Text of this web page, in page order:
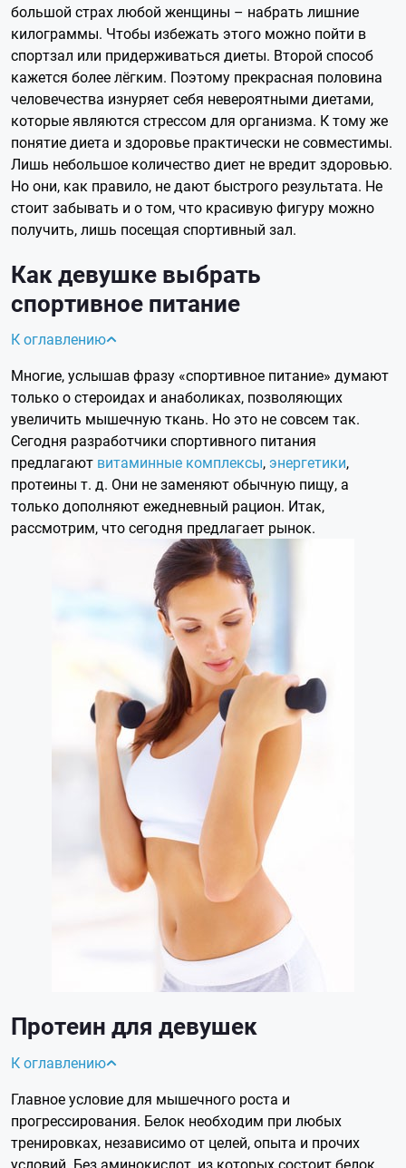
большой страх любой женщины – набрать лишние
килограммы. Чтобы избежать этого можно пойти в
спортзал или придерживаться диеты. Второй способ
кажется более лёгким. Поэтому прекрасная половина
человечества изнуряет себя невероятными диетами,
которые являются стрессом для организма. К тому же
понятие диета и здоровье практически не совместимы.
Лишь небольшое количество диет не вредит здоровью.
Но они, как правило, не дают быстрого результата. Не
стоит забывать и о том, что красивую фигуру можно
получить, лишь посещая спортивный зал.
Как девушке выбрать
спортивное питание
К оглавлению
Многие, услышав фразу «спортивное питание» думают
только о стероидах и анаболиках, позволяющих
увеличить мышечную ткань. Но это не совсем так.
Сегодня разработчики спортивного питания
предлагают витаминные комплексы,энергетики,
протеины т. д. Они не заменяют обычную пищу, а
только дополняют ежедневный рацион. Итак,
рассмотрим, что сегодня предлагает рынок.
Протеин для девушек
К оглавлению
Главное условие для мышечного роста и
прогрессирования. Белок необходим при любых
тренировках, независимо от целей, опыта и прочих
условий. Без аминокислот, из которых состоит белок,